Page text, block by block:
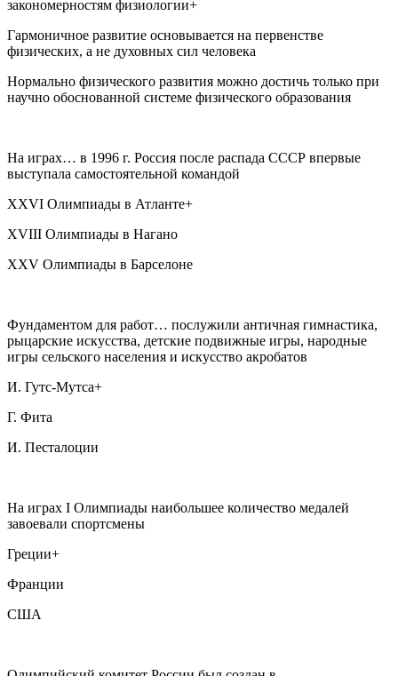
закономерностям физиологии+
Гармоничное развитие основывается на первенстве
физических, а не духовных сил человека
Нормально физического развития можно достичь только при
научно обоснованной системе физического образования
На играх… в 1996 г. Россия после распада СССР впервые
выступала самостоятельной командой
XXVI Олимпиады в Атланте+
XVIII Олимпиады в Нагано
XXV Олимпиады в Барселоне
Фундаментом для работ… послужили античная гимнастика,
рыцарские искусства, детские подвижные игры, народные
игры сельского населения и искусство акробатов
И. Гутс-Мутса+
Г. Фита
И. Песталоции
На играх I Олимпиады наибольшее количество медалей
завоевали спортсмены
Греции+
Франции
США